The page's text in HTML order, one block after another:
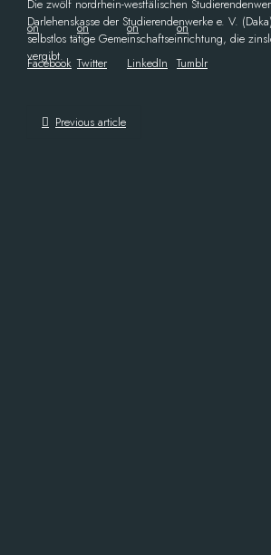
on
Facebook
on
Twitter
on
LinkedIn
on
Tumblr
Die zwölf nordrhein-westfälischen
Darlehenskasse der Studierendenwerke e. V.
selbstlos tätige Gemeinschaftseinrichtung, die
vergibt.
Previous article